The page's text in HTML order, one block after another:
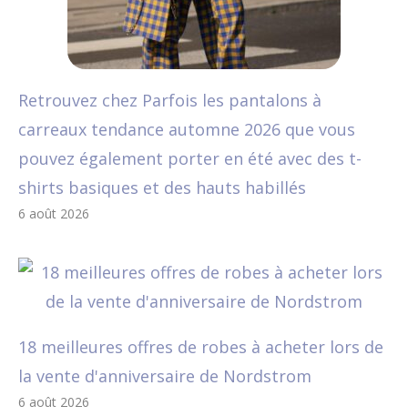
Retrouvez chez Parfois les pantalons à
carreaux tendance automne 2026 que vous
pouvez également porter en été avec des t-
shirts basiques et des hauts habillés
6 août 2026
18 meilleures offres de robes à acheter lors de
la vente d'anniversaire de Nordstrom
6 août 2026